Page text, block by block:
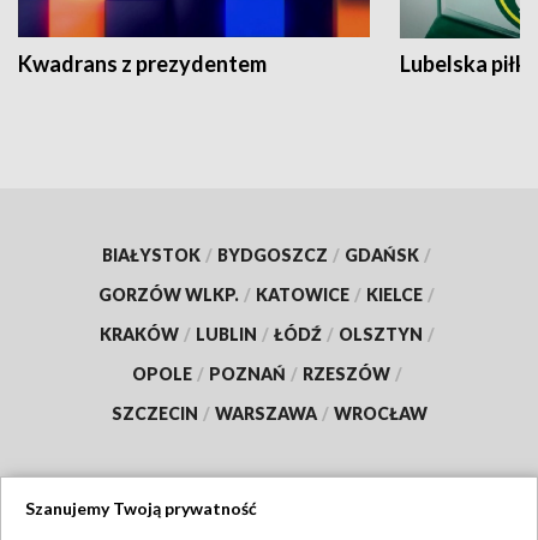
Kwadrans z prezydentem Lubelska piłka
BIAŁYSTOK / BYDGOSZCZ / GDAŃSK /
GORZÓW WLKP. / KATOWICE / KIELCE /
KRAKÓW / LUBLIN / ŁÓDŹ / OLSZTYN /
OPOLE / POZNAŃ / RZESZÓW /
SZCZECIN / WARSZAWA / WROCŁAW
Szanujemy Twoją prywatność